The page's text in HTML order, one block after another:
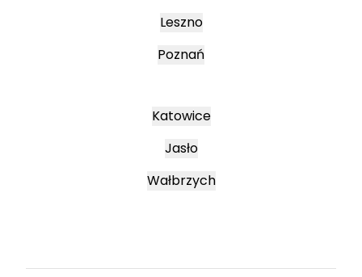
Leszno
Poznań
Katowice
Jasło
Wałbrzych